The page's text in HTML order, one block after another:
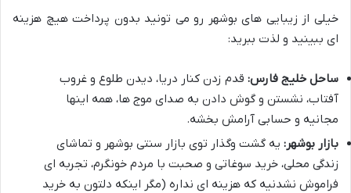
خیلی از زیبایی های بوشهر رو می تونید بدون پرداخت هیچ هزینه
ای ببینید و لذت ببرید:
ساحل خلیج فارس: قدم زدن کنار دریا، دیدن طلوع و غروب
آفتاب، نشستن و گوش دادن به صدای موج ها، همه اینها
مجانیه و حسابی آرامش بخشه.
بازار بوشهر: یه گشت وگذار توی بازار سنتی بوشهر و تماشای
زندگی محلی، خرید سوغاتی و صحبت با مردم خونگرم، تجربه ای
فراموش نشدنیه که هزینه ای نداره (مگر اینکه دلتون به خرید